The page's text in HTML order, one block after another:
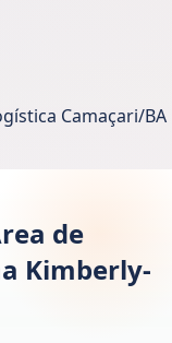
Camaçari/BA
de
Kimberly-